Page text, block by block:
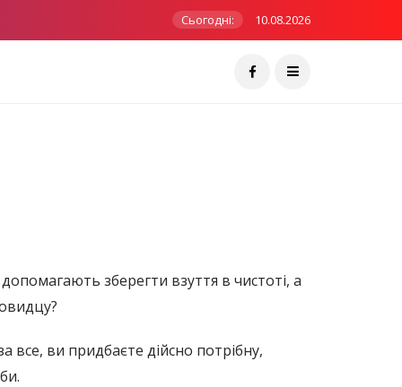
Сьогодні: 10.08.2026
зберегти взуття в чистоті, а
все, ви придбаєте дійсно потрібну,